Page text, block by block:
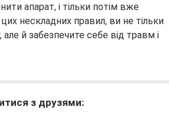
апарат, і тільки потім вже
нескладних правил, ви не тільки
й забезпечите себе від травм і
з друзями: